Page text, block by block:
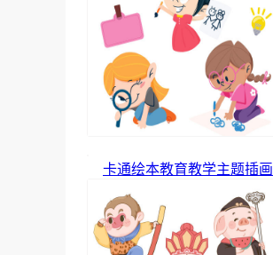
卡通绘本教育教学主题插画